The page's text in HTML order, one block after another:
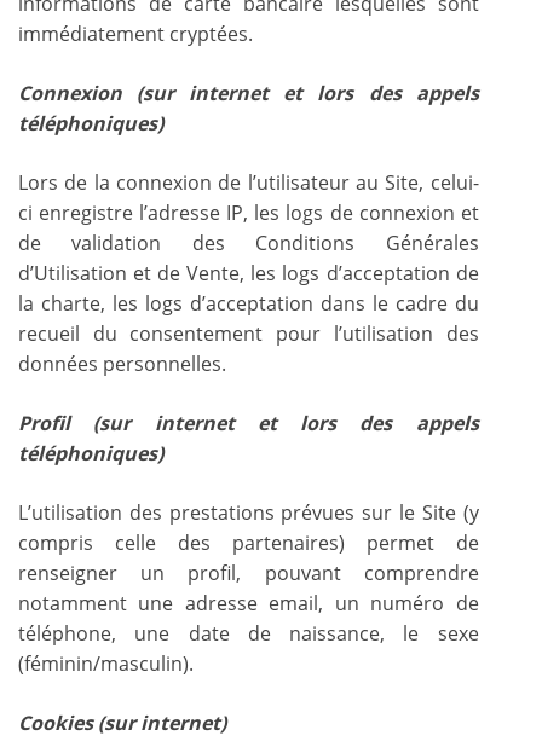
immédiatement cryptées.
Connexion (sur internet et lors des appels
téléphoniques)
Lors de la connexion de l’utilisateur au Site, celui-
ci enregistre l’adresse IP, les logs de connexion et
de validation des Conditions Générales
d’Utilisation et de Vente, les logs d’acceptation de
la charte, les logs d’acceptation dans le cadre du
recueil du consentement pour l’utilisation des
données personnelles.
Profil (sur internet et lors des appels
téléphoniques)
L’utilisation des prestations prévues sur le Site (y
compris celle des partenaires) permet de
renseigner un profil, pouvant comprendre
notamment une adresse email, un numéro de
téléphone, une date de naissance, le sexe
(féminin/masculin).
Cookies (sur internet)